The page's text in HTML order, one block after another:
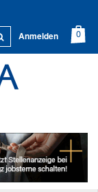
Anmelden